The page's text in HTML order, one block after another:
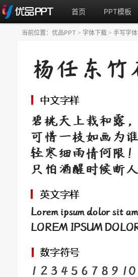
首页 PPT模板
当前位置： 优品PPT > 字体下载 > 手写字体